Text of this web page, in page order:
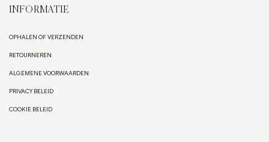
INFORMATIE
OPHALEN OF VERZENDEN
RETOURNEREN
ALGEMENE VOORWAARDEN
PRIVACY BELEID
COOKIE BELEID